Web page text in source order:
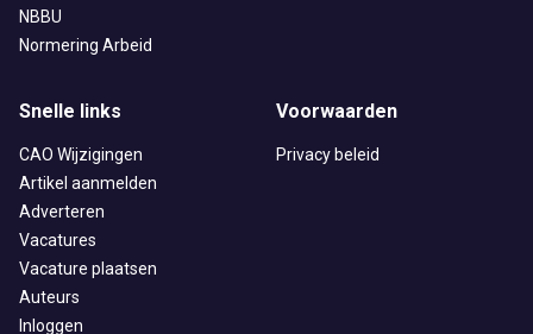
NBBU
Normering Arbeid
Snelle links
CAO Wijzigingen
Artikel aanmelden
Adverteren
Vacatures
Vacature plaatsen
Auteurs
Inloggen
Voorwaarden
Privacy beleid